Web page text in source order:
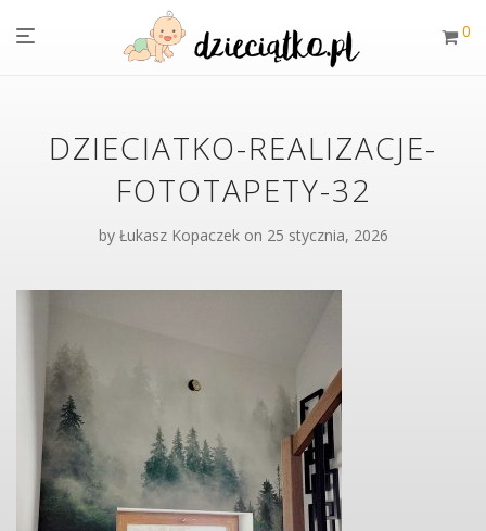
0
DZIECIATKO-REALIZACJE-
FOTOTAPETY-32
by Łukasz Kopaczek on 25 stycznia, 2026